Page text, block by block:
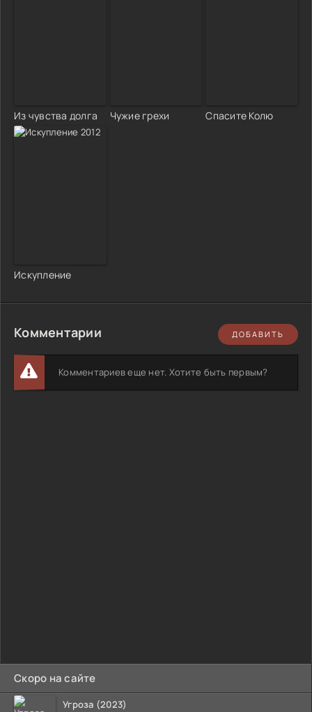
Скоро на сайте
Угроза (2023)
Из чувства долга Чужие грехи Спасите Колю
Искупление
Комментарии ДОБАВИТЬ
Комментариев еще нет. Хотите быть первым?